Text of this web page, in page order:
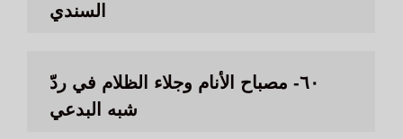
السندي
٦٠- مصباح الأنام وجلاء الظلام في ردّ
شبه البدعي